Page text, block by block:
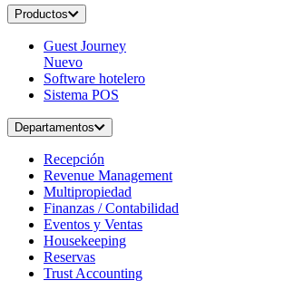
Productos
Guest Journey
Nuevo
Software hotelero
Sistema POS
Departamentos
Recepción
Revenue Management
Multipropiedad
Finanzas / Contabilidad
Eventos y Ventas
Housekeeping
Reservas
Trust Accounting